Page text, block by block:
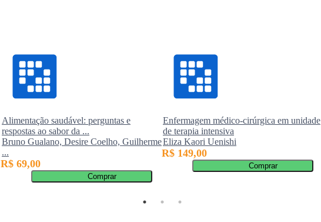
Alimentação saudável: perguntas e
respostas ao sabor da ...
Bruno Gualano, Desire Coelho, Guilherme
...
R$ 69,00
Comprar
Enfermagem médico-cirúrgica em unidade
de terapia intensiva
Eliza Kaori Uenishi
R$ 149,00
Comprar